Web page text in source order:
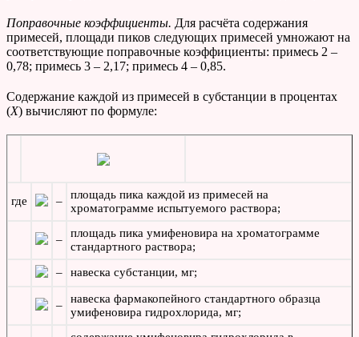
Поправочные коэффициенты. Для расчёта содержания
примесей, площади пиков следующих примесей умножают на
соответствующие поправочные коэффициенты: примесь 2 –
0,78; примесь 3 – 2,17; примесь 4 – 0,85.
Содержание каждой из примесей в субстанции в процентах
(Х) вычисляют по формуле:
где –
площадь пика каждой из примесей на
хроматограмме испытуемого раствора;
–
площадь пика умифеновира на хроматограмме
стандартного раствора;
–
навеска субстанции, мг;
–
навеска фармакопейного стандартного образца
умифеновира гидрохлорида, мг;